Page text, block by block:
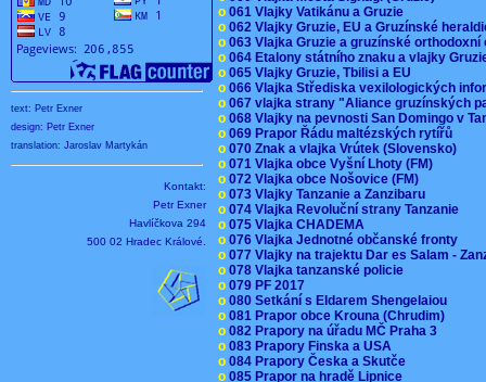
text: Petr Exner
design: Petr Exner
translation: Jaroslav Martykán
Kontakt:
Petr Exner
Havlíčkova 294
500 02 Hradec Králové.
o 061 Vlajky Vatikánu a Gruzie
o 062 Vlajky Gruzie, EU a Gruzínské
o 063 Vlajka Gruzie a gruzínské
o 064 Etalony státního znaku a vlajky
o 065 Vlajky Gruzie, Tbilisi a EU
o 066 Vlajka Střediska vexilologických
o 067 vlajka strany "Aliance gruzínských
o 068 Vlajky na pevnosti San Domingo v
o 069 Prapor Řádu maltézských rytířů
o 070 Znak a vlajka Vrútek (Slovensko)
o 071 Vlajka obce Vyšní Lhoty (FM)
o 072 Vlajka obce Nošovice (FM)
o 073 Vlajky Tanzanie a Zanzibaru
o 074 Vlajka Revoluční strany Tanzanie
o 075 Vlajka CHADEMA
o 076 Vlajka Jednotné občanské fronty
o 077 Vlajky na trajektu Dar es Salam -
o 078 Vlajka tanzanské policie
o 079 PF 2017
o 080 Setkání s Eldarem Shengelaiou
o 081 Prapor obce Krouna (Chrudim)
o 082 Prapory na úřadu MČ Praha 3
o 083 Prapory Finska a USA
o 084 Prapory Česka a Skutče
o 085 Prapor na hradě Lipnice